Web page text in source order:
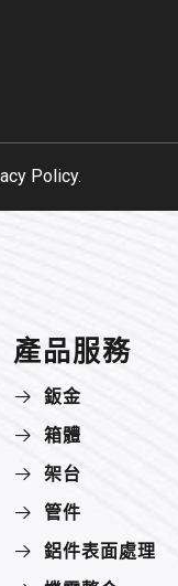
Policy.
產品服務
鈑金
箱體
架台
管件
鋁件表面處理